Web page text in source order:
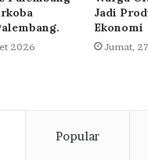
2026
Jadi
Ekonomi
Jumat,
Popular